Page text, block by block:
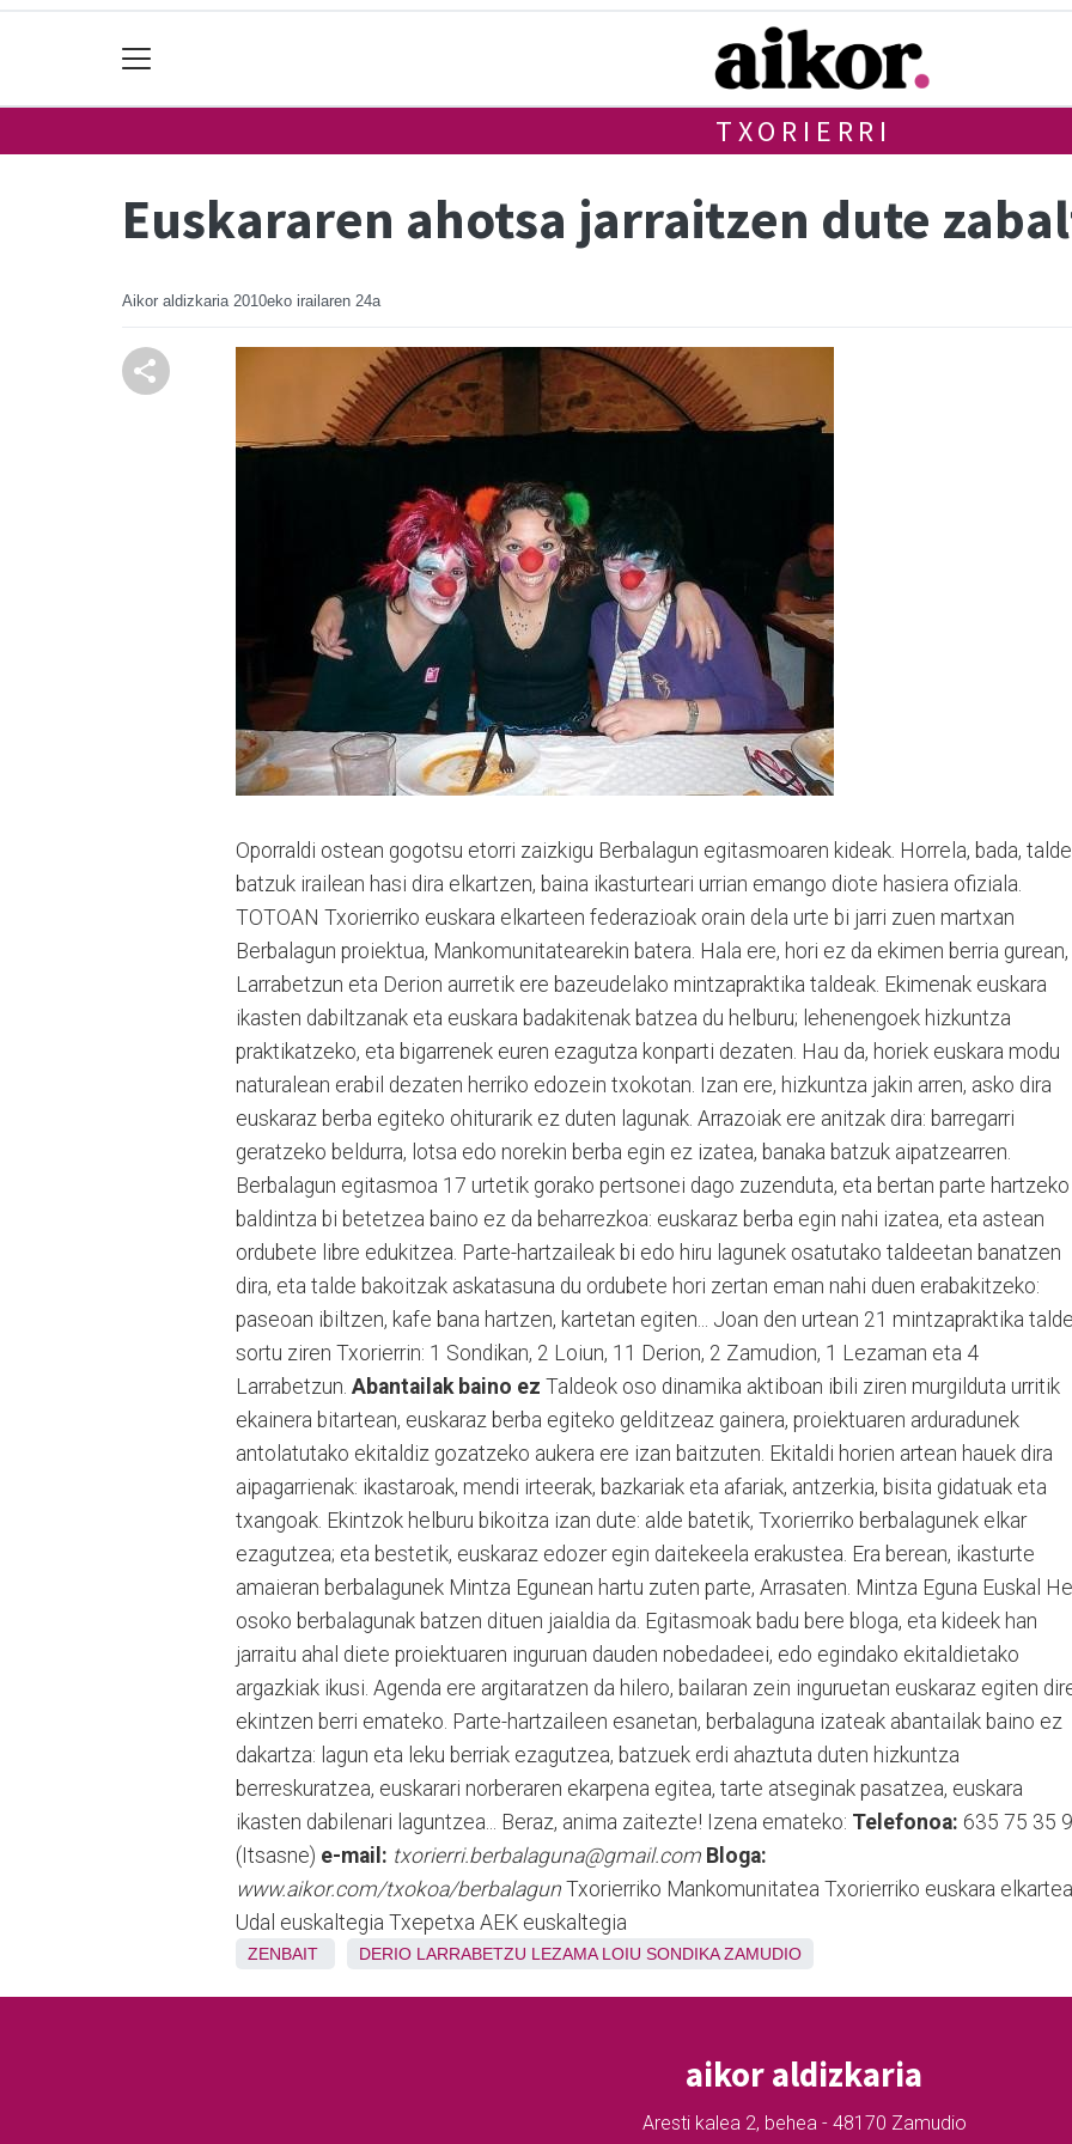
TXORIERRI
Euskararen ahotsa jarraitzen dute
Aikor aldizkaria 2010eko irailaren 24a
Oporraldi ostean gogotsu etorri zaizkigu Berbalagun egitasmoaren kideak. Horrela, bada, talde
batzuk irailean hasi dira elkartzen, baina ikasturteari urrian emango diote hasiera ofiziala.
TOTOAN Txorierriko euskara elkarteen federazioak orain dela urte bi jarri zuen martxan
Berbalagun proiektua, Mankomunitatearekin batera. Hala ere, hori ez da ekimen berria gurean,
Larrabetzun eta Derion aurretik ere bazeudelako mintzapraktika taldeak. Ekimenak euskara
ikasten dabiltzanak eta euskara badakitenak batzea du helburu; lehenengoek hizkuntza
praktikatzeko, eta bigarrenek euren ezagutza konparti dezaten. Hau da, horiek euskara modu
naturalean erabil dezaten herriko edozein txokotan. Izan ere, hizkuntza jakin arren, asko dira
euskaraz berba egiteko ohiturarik ez duten lagunak. Arrazoiak ere anitzak dira: barregarri
geratzeko beldurra, lotsa edo norekin berba egin ez izatea, banaka batzuk aipatzearren.
Berbalagun egitasmoa 17 urtetik gorako pertsonei dago zuzenduta, eta bertan parte hartzeko
baldintza bi betetzea baino ez da beharrezkoa: euskaraz berba egin nahi izatea, eta astean
ordubete libre edukitzea. Parte-hartzaileak bi edo hiru lagunek osatutako taldeetan banatzen
dira, eta talde bakoitzak askatasuna du ordubete hori zertan eman nahi duen erabakitzeko:
paseoan ibiltzen, kafe bana hartzen, kartetan egiten... Joan den urtean 21 mintzapraktika talde
sortu ziren Txorierrin: 1 Sondikan, 2 Loiun, 11 Derion, 2 Zamudion, 1 Lezaman eta 4
Larrabetzun. Abantailak baino ez Taldeok oso dinamika aktiboan ibili ziren murgilduta urritik
ekainera bitartean, euskaraz berba egiteko gelditzeaz gainera, proiektuaren arduradunek
antolatutako ekitaldiz gozatzeko aukera ere izan baitzuten. Ekitaldi horien artean hauek dira
aipagarrienak: ikastaroak, mendi irteerak, bazkariak eta afariak, antzerkia, bisita gidatuak eta
txangoak. Ekintzok helburu bikoitza izan dute: alde batetik, Txorierriko berbalagunek elkar
ezagutzea; eta bestetik, euskaraz edozer egin daitekeela erakustea. Era berean, ikasturte
amaieran berbalagunek Mintza Egunean hartu zuten parte, Arrasaten. Mintza Eguna Euskal
osoko berbalagunak batzen dituen jaialdia da. Egitasmoak badu bere bloga, eta kideek han
jarraitu ahal diete proiektuaren inguruan dauden nobedadeei, edo egindako ekitaldietako
argazkiak ikusi. Agenda ere argitaratzen da hilero, bailaran zein inguruetan euskaraz egiten
ekintzen berri emateko. Parte-hartzaileen esanetan, berbalaguna izateak abantailak baino ez
dakartza: lagun eta leku berriak ezagutzea, batzuek erdi ahaztuta duten hizkuntza
berreskuratzea, euskarari norberaren ekarpena egitea, tarte atseginak pasatzea, euskara
ikasten dabilenari laguntzea... Beraz, anima zaitezte! Izena emateko: Telefonoa: 635 75 35
(Itsasne) e-mail: txorierri.berbalaguna@gmail.com Bloga:
www.aikor.com/txokoa/berbalagun Txorierriko Mankomunitatea Txorierriko euskara
Udal euskaltegia Txepetxa AEK euskaltegia
ZENBAIT DERIO LARRABETZU LEZAMA LOIU SONDIKA ZAMUDIO
aikor aldizkaria
Aresti kalea 2, behea - 48170 Zamudio